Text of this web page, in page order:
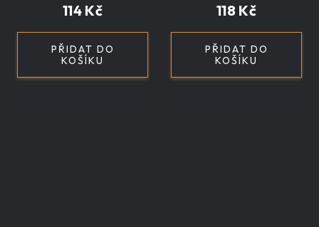
114 Kč
PŘIDAT DO
KOŠÍKU
Nízkokalorická, s
čekankovým
sirupem, banán
118 Kč
PŘIDAT DO
KOŠÍKU